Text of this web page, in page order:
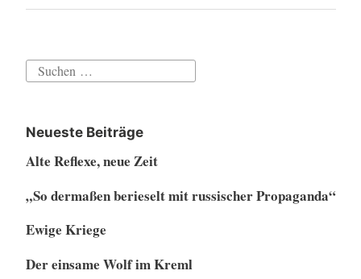
Post
Suchen
Neueste Beiträge
Alte Reflexe, neue Zeit
„So dermaßen berieselt mit russischer Propaganda“
Ewige Kriege
Der einsame Wolf im Kreml